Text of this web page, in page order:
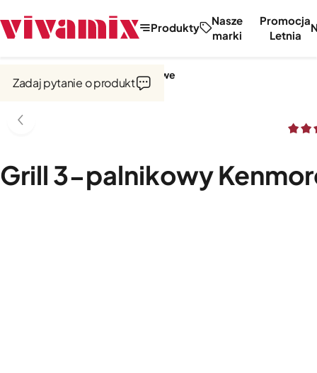
Produkty
Nasze
marki
Promocja
Letnia
Grille gazowe
Grill 3-palnikowy
Zadaj pytanie o produkt